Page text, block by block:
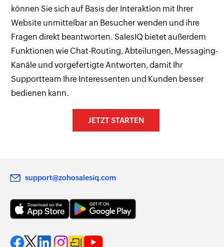
können Sie sich auf Basis der Interaktion mit Ihrer
Website unmittelbar an Besucher wenden und ihre
Fragen direkt beantworten. SalesIQ bietet außerdem
Funktionen wie Chat-Routing, Abteilungen, Messaging-
Kanäle und vorgefertigte Antworten, damit Ihr
Supportteam Ihre Interessenten und Kunden besser
bedienen kann.
JETZT STARTEN
support@zohosalesiq.com